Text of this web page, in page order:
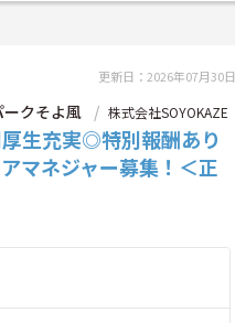
更新日：2026年07月30日
ークそよ風 株式会社SOYOKAZE
厚生充実◎特別報酬あり
マネジャー募集！＜正